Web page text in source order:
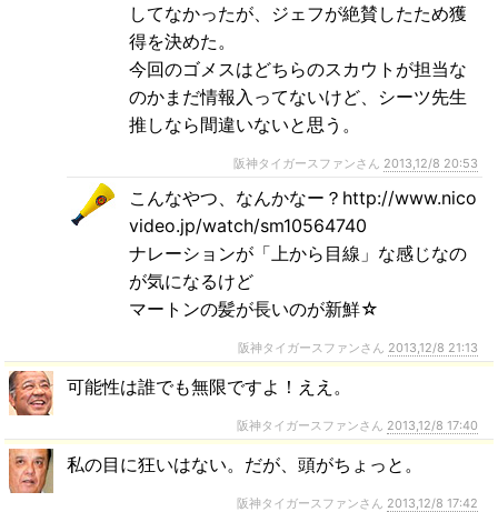
してなかったが、ジェフが絶賛したため獲
得を決めた。
今回のゴメスはどちらのスカウトが担当な
のかまだ情報入ってないけど、シーツ先生
推しなら間違いないと思う。
阪神タイガースファンさん 2013,12/8 20:53
こんなやつ、なんかなー？http://www.nico
video.jp/watch/sm10564740
ナレーションが「上から目線」な感じなの
が気になるけど
マートンの髪が長いのが新鮮☆
阪神タイガースファンさん 2013,12/8 21:13
可能性は誰でも無限ですよ！ええ。
阪神タイガースファンさん 2013,12/8 17:40
私の目に狂いはない。だが、頭がちょっと。
阪神タイガースファンさん 2013,12/8 17:42